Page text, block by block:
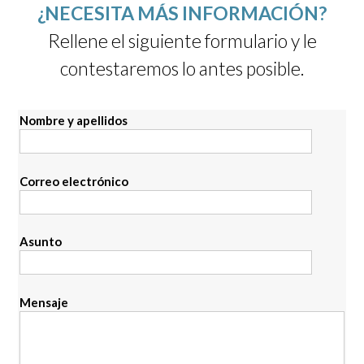
¿NECESITA MÁS INFORMACIÓN?
Rellene el siguiente formulario y le
contestaremos lo antes posible.
Nombre y apellidos
Correo electrónico
Asunto
Mensaje